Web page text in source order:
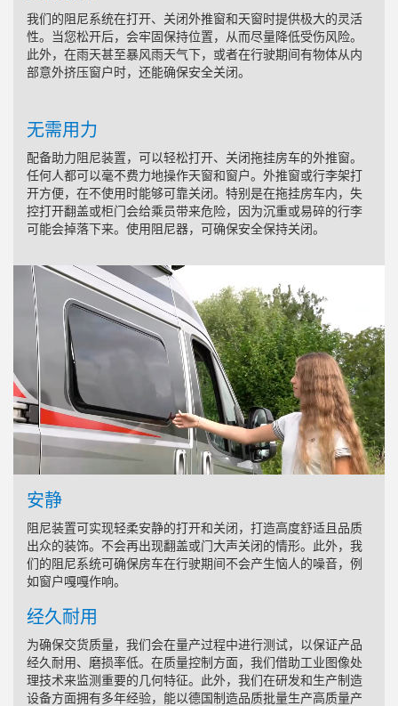
我们的阻尼系统在打开、关闭外推窗和天窗时提供极大的灵活
性。当您松开后，会牢固保持位置，从而尽量降低受伤风险。
此外，在雨天甚至暴风雨天气下，或者在行驶期间有物体从内
部意外挤压窗户时，还能确保安全关闭。
无需用力
配备助力阻尼装置，可以轻松打开、关闭拖挂房车的外推窗。
任何人都可以毫不费力地操作天窗和窗户。外推窗或行李架打
开方便，在不使用时能够可靠关闭。特别是在拖挂房车内，失
控打开翻盖或柜门会给乘员带来危险，因为沉重或易碎的行李
可能会掉落下来。使用阻尼器，可确保安全保持关闭。
安静
阻尼装置可实现轻柔安静的打开和关闭，打造高度舒适且品质
出众的装饰。不会再出现翻盖或门大声关闭的情形。此外，我
们的阻尼系统可确保房车在行驶期间不会产生恼人的噪音，例
如窗户嘎嘎作响。
经久耐用
为确保交货质量，我们会在量产过程中进行测试，以保证产品
经久耐用、磨损率低。在质量控制方面，我们借助工业图像处
理技术来监测重要的几何特征。此外，我们在研发和生产制造
设备方面拥有多年经验，能以德国制造品质批量生产高质量产